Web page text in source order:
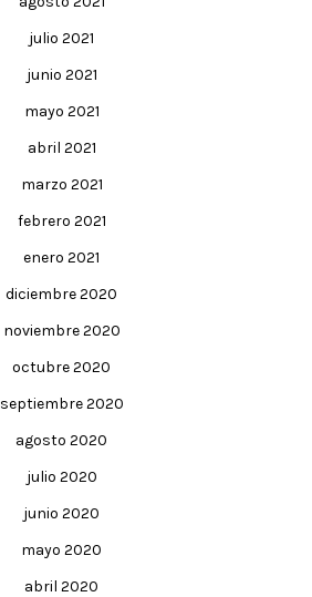
julio 2021
junio 2021
mayo 2021
abril 2021
marzo 2021
febrero 2021
enero 2021
diciembre 2020
noviembre 2020
octubre 2020
septiembre 2020
agosto 2020
julio 2020
junio 2020
mayo 2020
abril 2020